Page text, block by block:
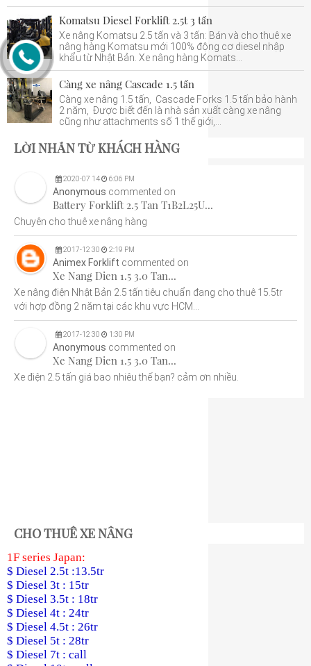
Komatsu Diesel Forklift 2.5t 3 tấn
Xe nâng Komatsu 2.5 tấn và 3 tấn: Bán và cho thuê xe
nâng hàng Komatsu mới 100% động cơ diesel nhập
khẩu từ Nhật Bản. Xe nâng hàng Komats...
Càng xe nâng Cascade 1.5 tấn
Càng xe nâng 1.5 tấn, Cascade Forks 1.5 tấn bảo hành
2 năm, Được biết đến là nhà sản xuất càng xe nâng
cũng như attachments số 1 thế giới,...
LỜI NHẮN TỪ KHÁCH HÀNG
Anonymous commented on
Battery Forklift 2.5 Tan T1B2L25U...
2020-07 14 6:06 PM
Chuyên cho thuê xe nâng hàng
Animex Forklift commented on
Xe Nang Dien 1.5 3.0 Tan...
2017-12 30 2:19 PM
Xe nâng điện Nhật Bản 2.5 tấn tiêu chuẩn đang cho thuê 15.5tr
với hợp đồng 2 năm tại các khu vực HCM...
Anonymous commented on
Xe Nang Dien 1.5 3.0 Tan...
2017-12 30 1:30 PM
Xe điện 2.5 tấn giá bao nhiêu thế bạn? cảm ơn nhiều.
CHO THUÊ XE NÂNG
1F series Japan:
$ Diesel 2.5t :13.5tr
$ Diesel 3t : 15tr
$ Diesel 3.5t : 18tr
$ Diesel 4t : 24tr
$ Diesel 4.5t : 26tr
$ Diesel 5t : 28tr
$ Diesel 7t : call